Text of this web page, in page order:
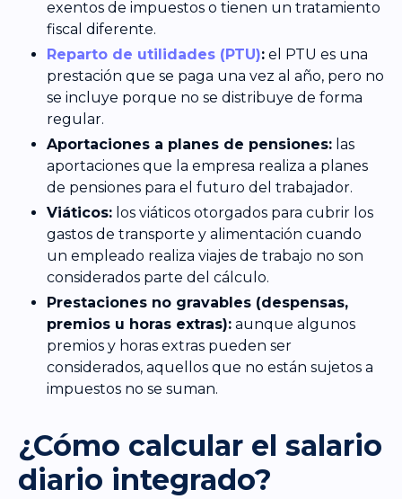
exentos de impuestos o tienen un tratamiento
fiscal diferente.
Reparto de utilidades (PTU): el PTU es una
prestación que se paga una vez al año, pero no
se incluye porque no se distribuye de forma
regular.
Aportaciones a planes de pensiones: las
aportaciones que la empresa realiza a planes
de pensiones para el futuro del trabajador.
Viáticos: los viáticos otorgados para cubrir los
gastos de transporte y alimentación cuando
un empleado realiza viajes de trabajo no son
considerados parte del cálculo.
Prestaciones no gravables (despensas,
premios u horas extras): aunque algunos
premios y horas extras pueden ser
considerados, aquellos que no están sujetos a
impuestos no se suman.
¿Cómo calcular el salario
diario integrado?